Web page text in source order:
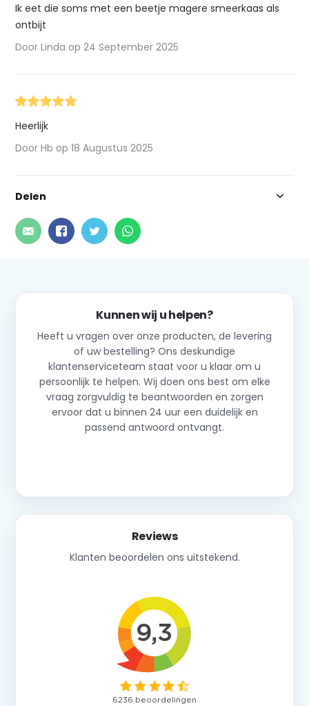
Ik eet die soms met een beetje magere smeerkaas als
ontbijt
Door Linda op 24 September 2025
Heerlijk
Door Hb op 18 Augustus 2025
Delen
Kunnen wij u helpen?
Heeft u vragen over onze producten, de levering
of uw bestelling? Ons deskundige
klantenserviceteam staat voor u klaar om u
persoonlijk te helpen. Wij doen ons best om elke
vraag zorgvuldig te beantwoorden en zorgen
ervoor dat u binnen 24 uur een duidelijk en
passend antwoord ontvangt.
Reviews
Klanten beoordelen ons uitstekend.